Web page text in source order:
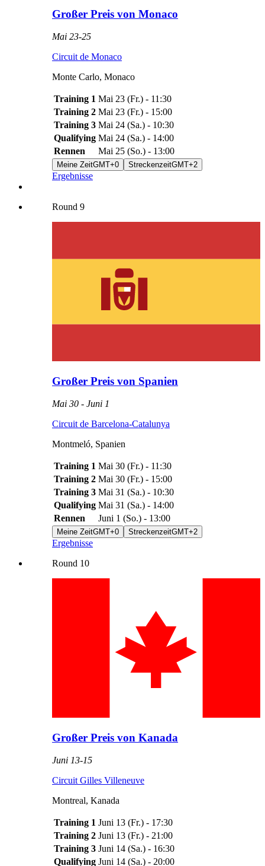
Großer Preis von Monaco
Mai 23-25
Circuit de Monaco
Monte Carlo, Monaco
Training 1 Mai 23 (Fr.) - 11:30
Training 2 Mai 23 (Fr.) - 15:00
Training 3 Mai 24 (Sa.) - 10:30
Qualifying Mai 24 (Sa.) - 14:00
Rennen
Mai 25 (So.) - 13:00
Meine ZeitGMT+0 StreckenzeitGMT+2
Ergebnisse
Round 9
Großer Preis von Spanien
Mai 30 - Juni 1
Circuit de Barcelona-Catalunya
Montmeló, Spanien
Training 1 Mai 30 (Fr.) - 11:30
Training 2 Mai 30 (Fr.) - 15:00
Training 3 Mai 31 (Sa.) - 10:30
Qualifying Mai 31 (Sa.) - 14:00
Rennen
Juni 1 (So.) - 13:00
Meine ZeitGMT+0 StreckenzeitGMT+2
Ergebnisse
Round 10
Großer Preis von Kanada
Juni 13-15
Circuit Gilles Villeneuve
Montreal, Kanada
Training 1 Juni 13 (Fr.) - 17:30
Training 2 Juni 13 (Fr.) - 21:00
Training 3 Juni 14 (Sa.) - 16:30
Qualifying Juni 14 (Sa.) - 20:00